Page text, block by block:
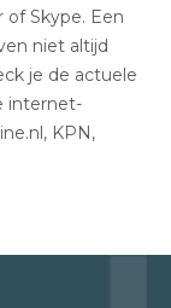
Skype. Een
niet altijd
je de actuele
internet-
KPN,